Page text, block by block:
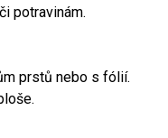
potravinám.
prstů nebo s fólií.